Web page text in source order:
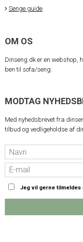
Senge guide
OM OS
Dinseng.dk er en webshop,
ben til sofa/seng.
MODTAG
Med nyhedsbrevet fra
tilbud og vedligeholdse af
Jeg vil gerne